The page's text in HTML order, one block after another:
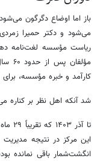
باز اما اوضاع دگرگون
می‌شود و دکتر حمیرا
ریاست مؤسسه لغت‌نامه
کارآمد و خبره مؤسسه،
شد آنکه اهل نظر بر کناره
تا
این مرکز در نتیجه
انگشت‌شمار باقی نمانده‌